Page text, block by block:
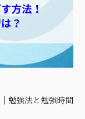
勉強法と勉強時間